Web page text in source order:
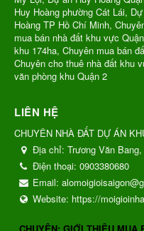
Huy Hoàng phường Cát Lái,
Hoàng TP Hồ Chí Minh,
mua bán nhà đất khu vực
khu 174ha, Chuyên mua bán
Chuyên cho thuê nhà đất khu
văn phòng khu Quận 2
LIÊN HỆ
CHUYÊN NHÀ ĐẤT DỰ ÁN
Địa chỉ: Trương Văn
Điện thoại: 0903380680
Email:
Website: https://